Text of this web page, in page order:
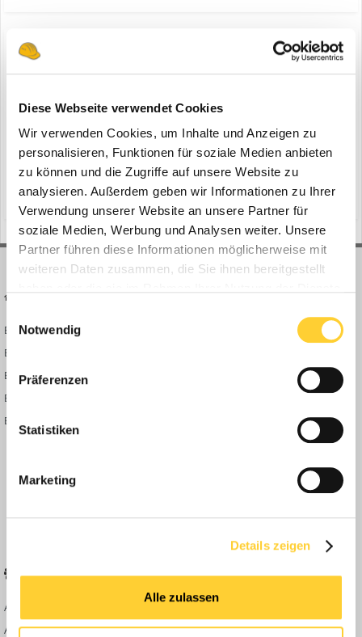
Diese Webseite verwendet Cookies
Wir verwenden Cookies, um Inhalte und Anzeigen zu
personalisieren, Funktionen für soziale Medien anbieten
zu können und die Zugriffe auf unsere Website zu
analysieren. Außerdem geben wir Informationen zu Ihrer
Verwendung unserer Website an unsere Partner für
soziale Medien, Werbung und Analysen weiter. Unsere
Partner führen diese Informationen möglicherweise mit
weiteren Daten zusammen, die Sie ihnen bereitgestellt
Notwendig
Präferenzen
Statistiken
Marketing
Details zeigen
Alle zulassen
ein Thema erstellte Bauforum24 inNews aus der
Gescher, 24.07.2020 - RUTHMANN präsentiert den dem neuen
STEIGER® T 700 HF. Die kompakte Maschine erreicht erstmals bei
RUTHMANN mit einem Fahrgestell unter 12 m Länge, 70 m
Arbeitshöhe und überragende 41 m Reichweite. Bauforum24
Artikel (20.11.2019): Ruthmann Steiger TB 270 pro Der neu...
29. Juli 2020 drs highflex-arbeitskorb (und 12 weitere)
Bauforum24 News
Bauforum24 TV
BF24 Mediathek
BF24 Fotostrecken
Bauforum Shop
BELIEBTE FOREN
Abbruch
Ausbildung & Beruf
KONTAKT
Werben auf
Bauforum24